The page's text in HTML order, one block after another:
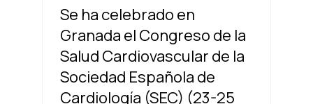
Se ha celebrado en
Granada el Congreso de la
Salud Cardiovascular de la
Sociedad Española de
Cardiología (SEC) (23-25